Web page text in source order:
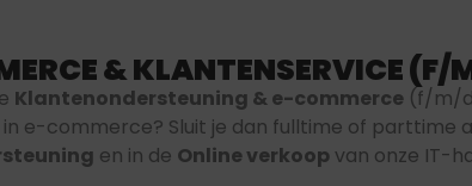
& KLANTENSERVICE (F/
Klantenondersteuning & e-commerce(f/m/
e-commerce? Sluit je dan fulltime of parttime
en in de Online verkoopvan onze IT-